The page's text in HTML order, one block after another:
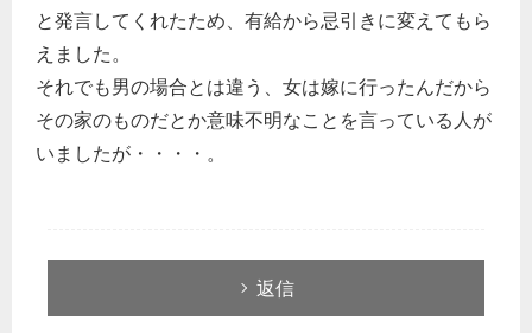
と発言してくれたため、有給から忌引きに変えてもら
えました。
それでも男の場合とは違う、女は嫁に行ったんだから
その家のものだとか意味不明なことを言っている人が
いましたが・・・・。
返信